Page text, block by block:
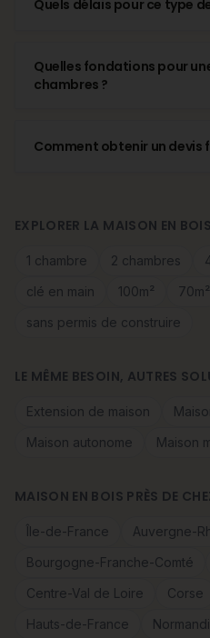
Quels délais pour ce type
Quelles fondations pour
chambres ?
Comment obtenir un devis
EXPLORER LA MAISON EN BOIS
1 chambre 2 chambres
clé en main
100m² 70m²
sans permis de construire
LE MÊME BESOIN, AUTRES
Extension de maison
Maison autonome
Maison
MAISON EN BOIS PRÈS DE
Île-de-France
Auvergne-
Bourgogne-Franche-Comté
Centre-Val de Loire
Corse
Hauts-de-France